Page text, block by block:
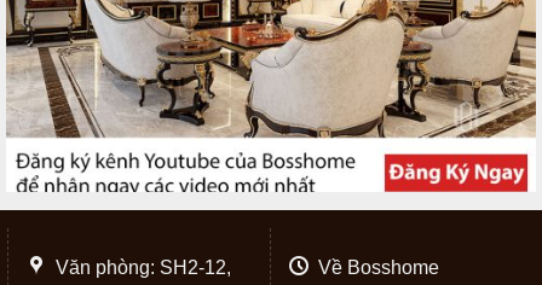
Văn phòng: SH2-12,
Về Bosshome